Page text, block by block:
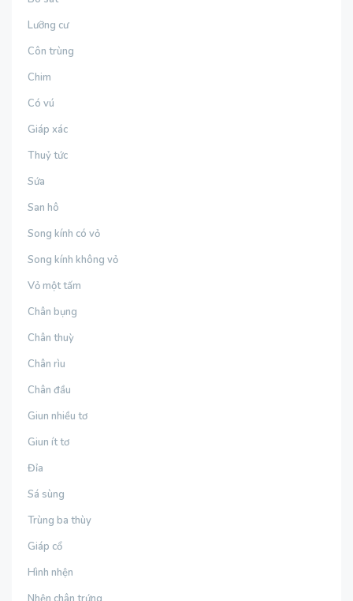
Lưỡng cư
Côn trùng
Chim
Có vú
Giáp xác
Thuỷ tức
Sứa
San hô
Song kính có vỏ
Song kính không vỏ
Vỏ một tấm
Chân bụng
Chân thuỳ
Chân rìu
Chân đầu
Giun nhiều tơ
Giun ít tơ
Đỉa
Sá sùng
Trùng ba thùy
Giáp cổ
Hình nhện